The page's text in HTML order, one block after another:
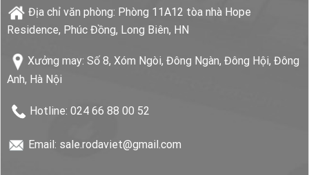
Địa chỉ văn phòng: Phòng 11A12 tòa nhà Hope
Residence, Phúc Đồng, Long Biên, HN
Xưởng may: Số 8, Xóm Ngòi, Đông Ngàn, Đông Hội, Đông
Anh, Hà Nội
Hotline: 024 66 88 00 52
Email: sale.rodaviet@gmail.com